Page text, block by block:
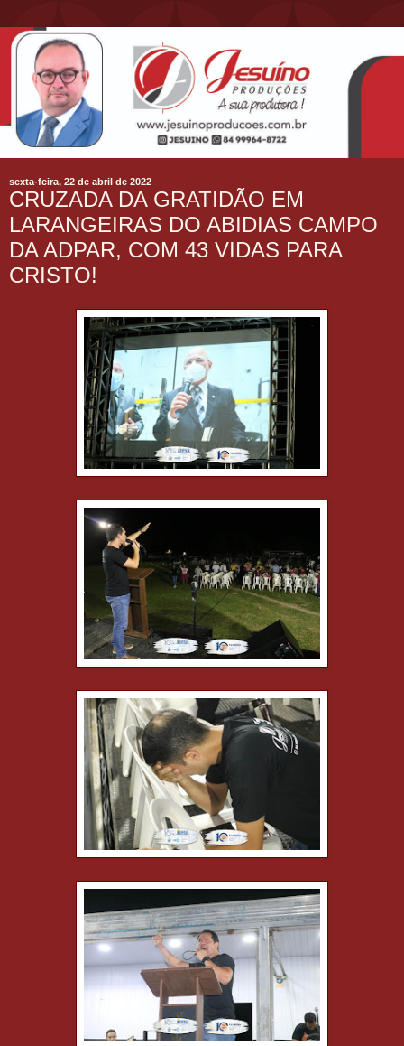
sexta-feira, 22 de abril de 2022
CRUZADA DA GRATIDÃO EM
LARANGEIRAS DO ABIDIAS CAMPO
DA ADPAR, COM 43 VIDAS PARA
CRISTO!